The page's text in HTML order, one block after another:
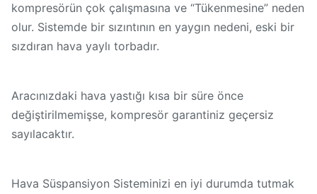
kompresörün çok çalışmasına ve “Tükenmesine” neden
olur. Sistemde bir sızıntının en yaygın nedeni, eski bir
sızdıran hava yaylı torbadır.
Aracınızdaki hava yastığı kısa bir süre önce
değiştirilmemişse, kompresör garantiniz geçersiz
sayılacaktır.
Hava Süspansiyon Sisteminizi en iyi durumda tutmak